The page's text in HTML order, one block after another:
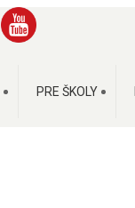
PRE ŠKOLY